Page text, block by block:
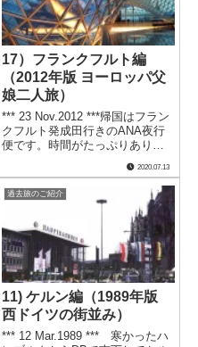
17）フランクフルト編
（2012年版 ヨーロッパ父
娘二人旅）
*** 23 Nov.2012 ***帰国はフラン
クフルト発成田行きのANA夜行
便です。時間がたっぷりありま
したので、フランクフルト（ア
ム・マイン）の中心部へ行きお
土産などのショッピングをしま
した。*フランクフルト・アム・
2020.07.13
過去旅のご紹介
11) ケルン編（1989年版
西ドイツの街並み）
*** 12 Mar.1989 *** 寒かったハ